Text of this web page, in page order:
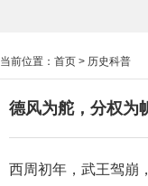
当前位置： 首页 > 历史科普
德风为舵，分权为
西周初年，武王驾崩